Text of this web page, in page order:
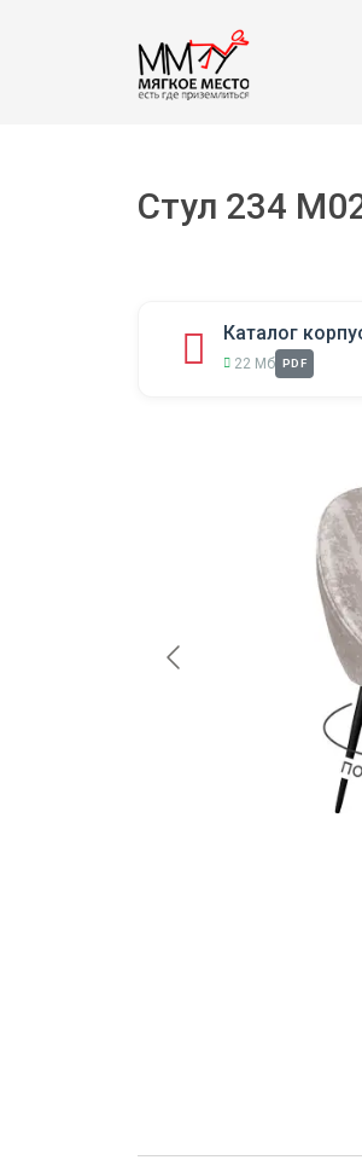
Стул 234
Каталог
22 Мб PDF